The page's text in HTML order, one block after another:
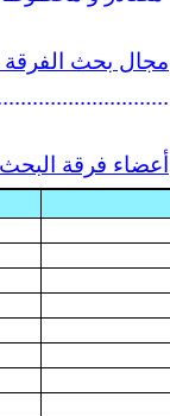
مجال بحث الفرقة
أعضاء فرقة البحث